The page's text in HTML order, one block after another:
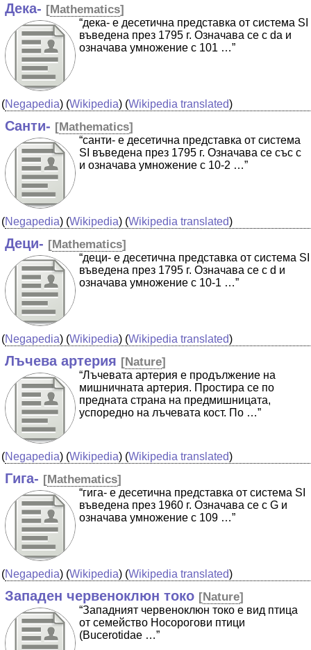
Дека- [Mathematics]
“дека- е десетична представка от система SI
въведена през 1795 г. Означава се с da и
означава умножение с 101 …”
(Negapedia) (Wikipedia) (Wikipedia translated)
Санти- [Mathematics]
“санти- е десетична представка от система
SI въведена през 1795 г. Означава се със c
и означава умножение с 10-2 …”
(Negapedia) (Wikipedia) (Wikipedia translated)
Деци- [Mathematics]
“деци- е десетична представка от система SI
въведена през 1795 г. Означава се с d и
означава умножение с 10-1 …”
(Negapedia) (Wikipedia) (Wikipedia translated)
Лъчева артерия [Nature]
“Лъчевата артерия е продължение на
мишничната артерия. Простира се по
предната страна на предмишницата,
успоредно на лъчевата кост. По …”
(Negapedia) (Wikipedia) (Wikipedia translated)
Гига- [Mathematics]
“гига- е десетична представка от система SI
въведена през 1960 г. Означава се с G и
означава умножение с 109 …”
(Negapedia) (Wikipedia) (Wikipedia translated)
Западен червеноклюн токо [Nature]
“Западният червеноклюн токо е вид птица
от семейство Носорогови птици
(Bucerotidae …”